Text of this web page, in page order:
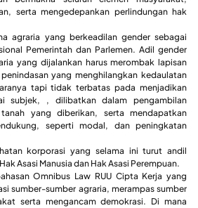
serta mengedepankan perlindungan hak
agraria yang berkeadilan gender sebagai
Pemerintah dan Parlemen. Adil gender
yang dijalankan harus merombak lapisan
yang menghilangkan kedaulatan
tapi tidak terbatas pada menjadikan
subjek, , dilibatkan dalam pengambilan
yang diberikan, serta mendapatkan
seperti modal, dan peningkatan
korporasi yang selama ini turut andil
Asasi Manusia dan Hak Asasi Perempuan.
Omnibus Law RUU Cipta Kerja yang
sumber-sumber agraria, merampas sumber
serta mengancam demokrasi. Di mana